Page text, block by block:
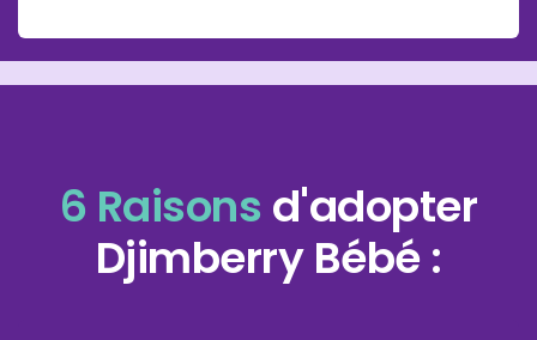
6 Raisons d'adopter
Djimberry Bébé :